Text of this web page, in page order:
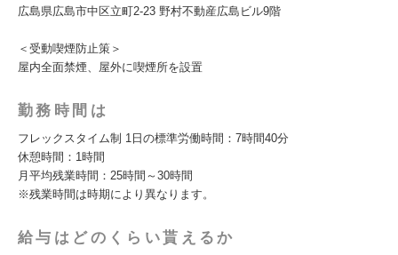
広島県広島市中区立町2-23 野村不動産広島ビル9階
＜受動喫煙防止策＞
屋内全面禁煙、屋外に喫煙所を設置
勤務時間は
フレックスタイム制 1日の標準労働時間：7時間40分
休憩時間：1時間
月平均残業時間：25時間～30時間
※残業時間は時期により異なります。
給与はどのくらい貰えるか